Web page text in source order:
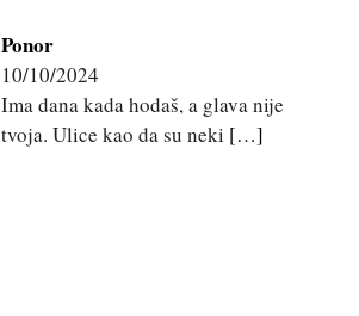
Ponor
10/10/2024
Ima dana kada hodaš, a glava nije
tvoja. Ulice kao da su neki […]